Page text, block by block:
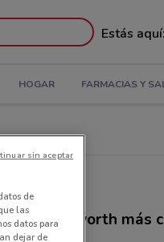
Estás aquí:
HOGAR FARMACIAS Y
Woolworth más
de
las
datos para
dejar de
sin aceptar